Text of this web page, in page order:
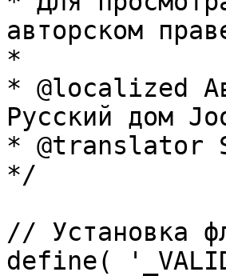
авторском
*
* @localized
Русский дом
* @translator
*/
// Установка
define(